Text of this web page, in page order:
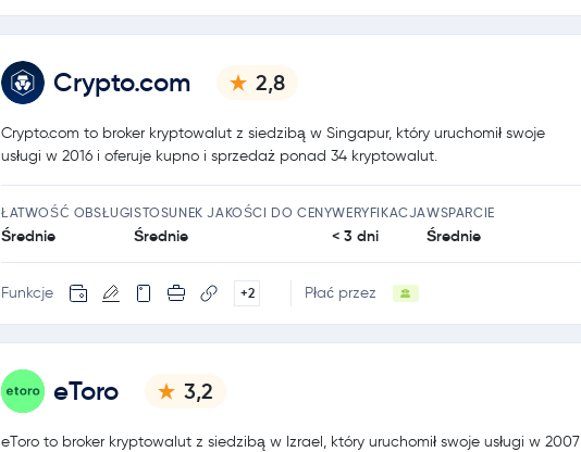
Crypto.com 2,8
Crypto.com to broker kryptowalut z siedzibą w Singapur, który uruchomił swoje
usługi w 2016 i oferuje kupno i sprzedaż ponad 34 kryptowalut.
ŁATWOŚĆ OBSŁUGI
Średnie
STOSUNEK JAKOŚCI DO CENY
Średnie
WERYFIKACJA
< 3 dni
WSPARCIE
Średnie
Funkcje +2 Płać przez
eToro 3,2
eToro to broker kryptowalut z siedzibą w Izrael, który uruchomił swoje usługi w 2007